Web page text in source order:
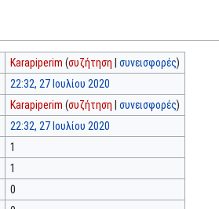
Karapiperim (συζήτηση συνεισφορές)
22:32, 27 Ιουλίου 2020
Karapiperim (συζήτηση συνεισφορές)
22:32, 27 Ιουλίου 2020
1
1
0